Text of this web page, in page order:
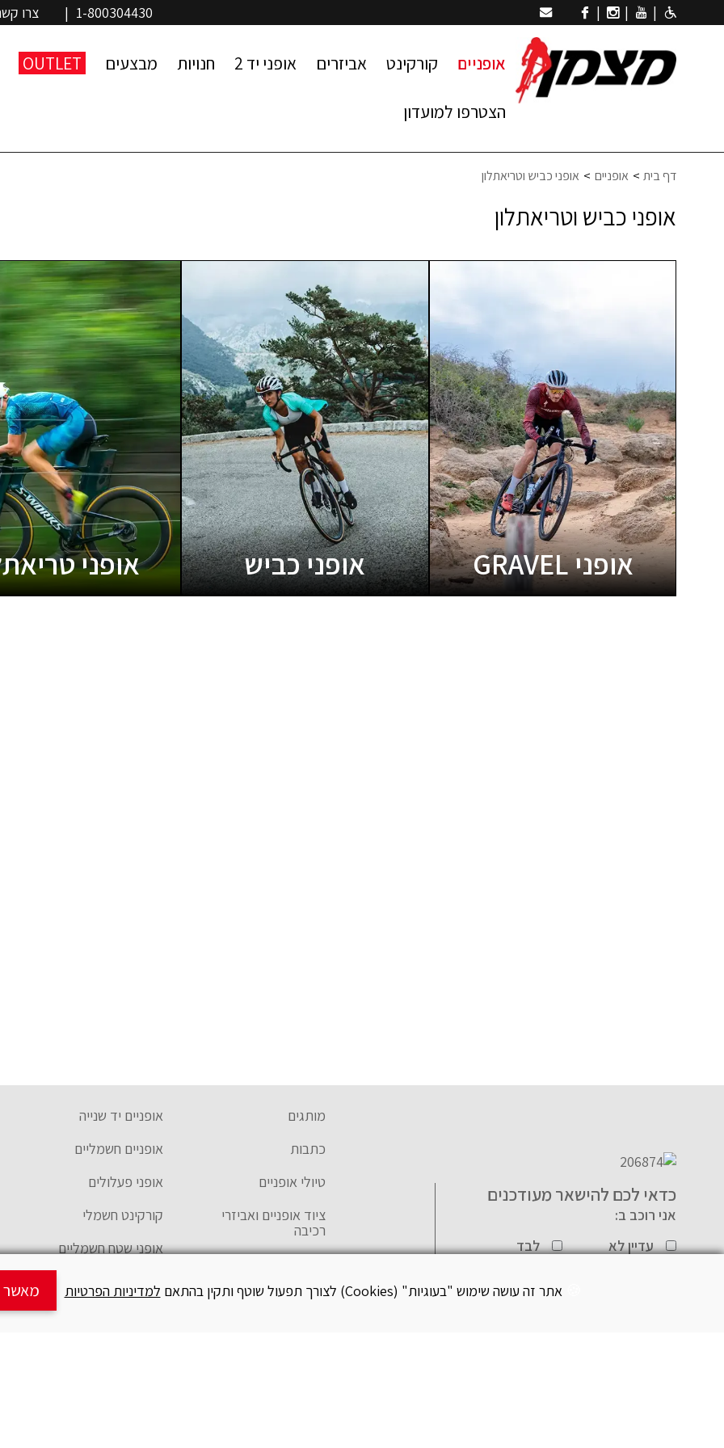
|
|
|
1-800304430
| צרו
אופניים קורקינט אביזרים אופני יד 2 חנויות מבצעים OUTLET
הצטרפו למועדון
דף בית אופניים אופני כביש וטריאתלון
אופני כביש וטריאתלון
אופני GRAVEL אופני כביש אופני
כדאי לכם להישאר מעודכנים
אני רוכב ב:
עדיין לא
לבד
מותגים
כתבות
טיולי אופניים
ציוד אופניים ואביזרי
רכיבה
אופניים יד שנייה
אופניים חשמליים
אופני פעלולים
קורקינט חשמלי
אופני שטח חשמליים
קסדות ילדים
אתר זה עושה שימוש "בעוגיות" (Cookies) לצורך תפעול שוטף ותקין בהתאם למדיניות הפרטיות מאשר